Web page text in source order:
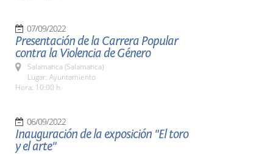
07/09/2022
Presentación de la Carrera Popular
contra la Violencia de Género
Salamanca (Salamanca)
Lugar: Ayuntamiento
Hora: 10:00 h.
06/09/2022
Inauguración de la exposición "El toro
y el arte"